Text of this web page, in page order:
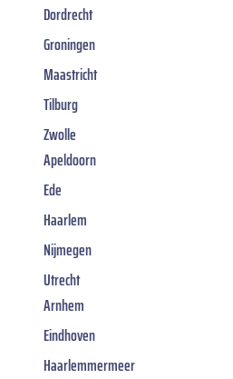
Dordrecht
Groningen
Maastricht
Tilburg
Zwolle
Apeldoorn
Ede
Haarlem
Nijmegen
Utrecht
Arnhem
Eindhoven
Haarlemmermeer